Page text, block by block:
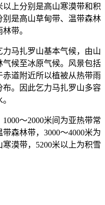
上分别是高山寒漠带和积
别是高山草甸带、温带森林
带。
马扎罗山基本气候，由山
候至冰原气候。风景包括
道附近所以植被从热带雨
。因此乞力马扎罗山多容
～2000米间为亚热带常
森林带，3000～4000米为
漠带，5200米以上为积雪